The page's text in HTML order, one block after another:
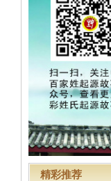
精彩推荐